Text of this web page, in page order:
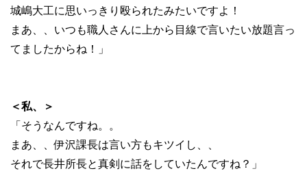
城嶋大工に思いっきり殴られたみたいですよ！
まあ、、いつも職人さんに上から目線で言いたい放題言っ
てましたからね！」
＜私、＞
「そうなんですね。。
まあ、、伊沢課長は言い方もキツイし、、
それで長井所長と真剣に話をしていたんですね？」